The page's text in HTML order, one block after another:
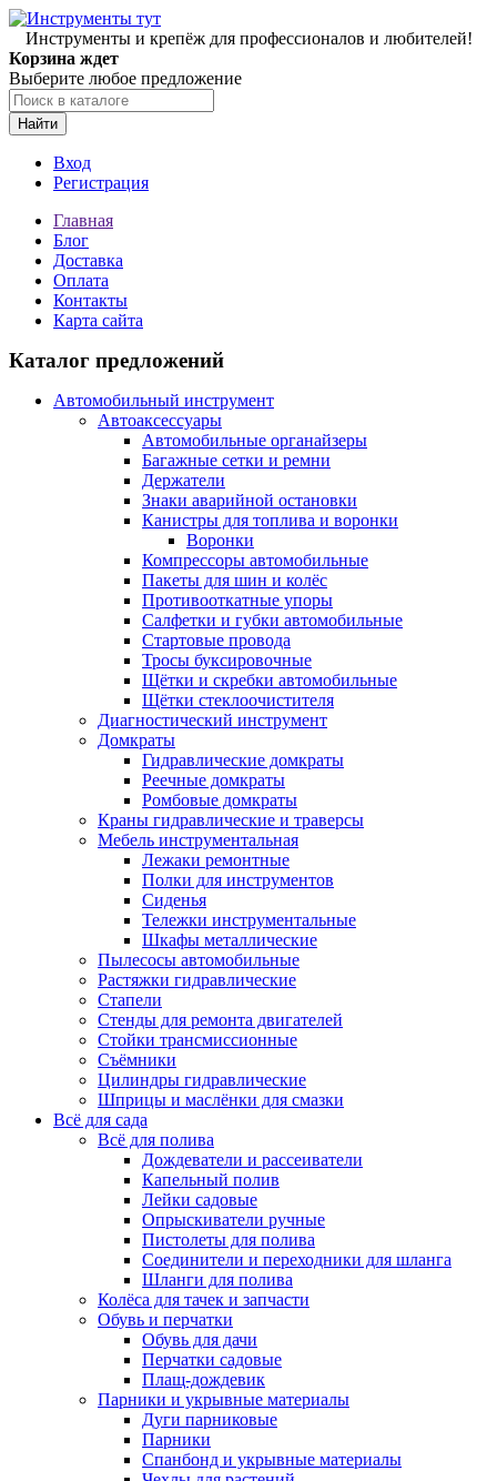
Инструменты и крепёж для профессионалов и любителей!
Корзина ждет
Выберите любое предложение
Найти
Вход
Регистрация
Главная
Блог
Доставка
Оплата
Контакты
Карта сайта
Каталог предложений
Автомобильный инструмент
Автоаксессуары
Автомобильные органайзеры
Багажные сетки и ремни
Держатели
Знаки аварийной остановки
Канистры для топлива и воронки
Воронки
Компрессоры автомобильные
Пакеты для шин и колёс
Противооткатные упоры
Салфетки и губки автомобильные
Стартовые провода
Тросы буксировочные
Щётки и скребки автомобильные
Щётки стеклоочистителя
Диагностический инструмент
Домкраты
Гидравлические домкраты
Реечные домкраты
Ромбовые домкраты
Краны гидравлические и траверсы
Мебель инструментальная
Лежаки ремонтные
Полки для инструментов
Сиденья
Тележки инструментальные
Шкафы металлические
Пылесосы автомобильные
Растяжки гидравлические
Стапели
Стенды для ремонта двигателей
Стойки трансмиссионные
Съёмники
Цилиндры гидравлические
Шприцы и маслёнки для смазки
Всё для сада
Всё для полива
Дождеватели и рассеиватели
Капельный полив
Лейки садовые
Опрыскиватели ручные
Пистолеты для полива
Соединители и переходники для шланга
Шланги для полива
Колёса для тачек и запчасти
Обувь и перчатки
Обувь для дачи
Перчатки садовые
Плащ-дождевик
Парники и укрывные материалы
Дуги парниковые
Парники
Спанбонд и укрывные материалы